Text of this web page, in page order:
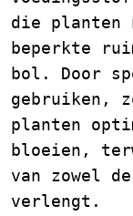
die planten
beperkte
bol. Door
gebruiken,
planten
bloeien,
van zowel
verlengt.